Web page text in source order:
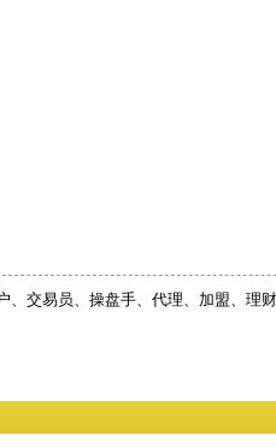
交易员、操盘手、代理、加盟、理